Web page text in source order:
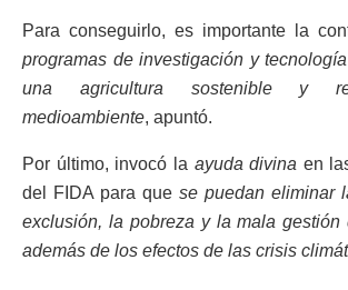
Para conseguirlo, es importante la
programas de investigación y
una agricultura sostenible y
medioambiente, apuntó.
Por último, invocó la ayuda divina en
del FIDA para que se puedan eliminar
exclusión, la pobreza y la mala gestión
además de los efectos de las crisis